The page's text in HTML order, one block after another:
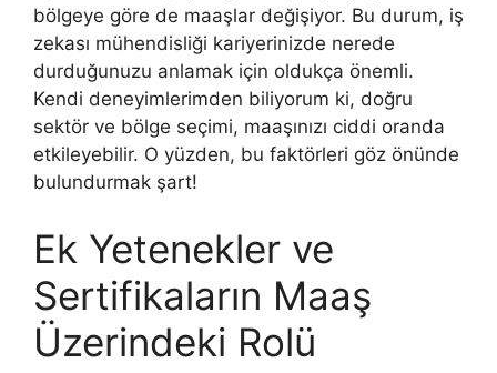
bölgeye göre de maaşlar değişiyor. Bu durum, iş
zekası mühendisliği kariyerinizde nerede
durduğunuzu anlamak için oldukça önemli.
Kendi deneyimlerimden biliyorum ki, doğru
sektör ve bölge seçimi, maaşınızı ciddi oranda
etkileyebilir. O yüzden, bu faktörleri göz önünde
bulundurmak şart!
Ek Yetenekler ve
Sertifikaların Maaş
Üzerindeki Rolü